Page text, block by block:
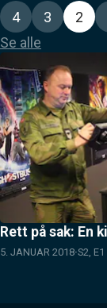
4
3 2
Se alle
Rett på sak: En
5. JANUAR 2018 S2, E1